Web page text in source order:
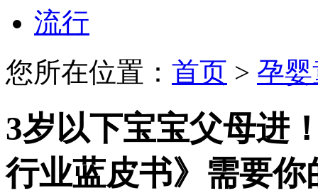
流行
您所在位置： 首页 > 孕
3岁以下宝宝父母进
行业蓝皮书》需要你